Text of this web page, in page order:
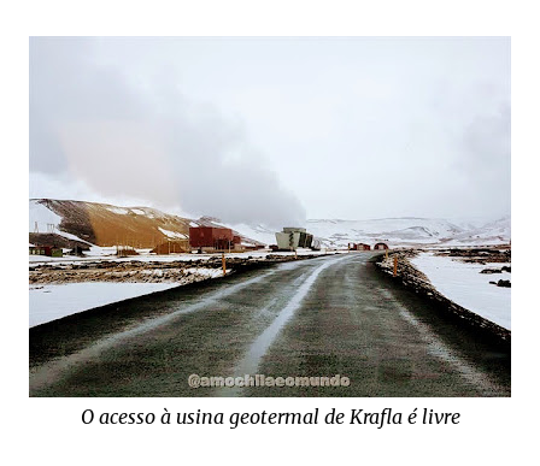
O acesso à usina geotermal de Krafla é livre